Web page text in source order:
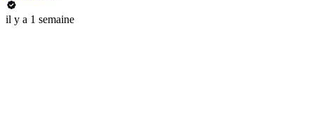
il y a 1 semaine